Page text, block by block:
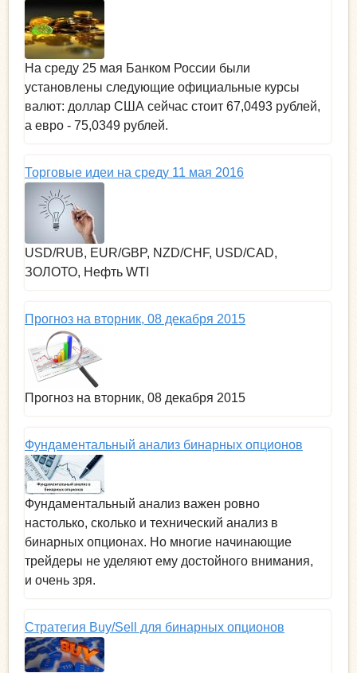
На среду 25 мая Банком России были
установлены следующие официальные курсы
валют: доллар США сейчас стоит 67,0493 рублей,
а евро - 75,0349 рублей.
Торговые идеи на среду 11 мая 2016
USD/RUB, EUR/GBP, NZD/CHF, USD/CAD,
ЗОЛОТО, Нефть WTI
Прогноз на вторник, 08 декабря 2015
Прогноз на вторник, 08 декабря 2015
Фундаментальный анализ бинарных опционов
Фундаментальный анализ важен ровно
настолько, сколько и технический анализ в
бинарных опционах. Но многие начинающие
трейдеры не уделяют ему достойного внимания,
и очень зря.
Стратегия Buy/Sell для бинарных опционов